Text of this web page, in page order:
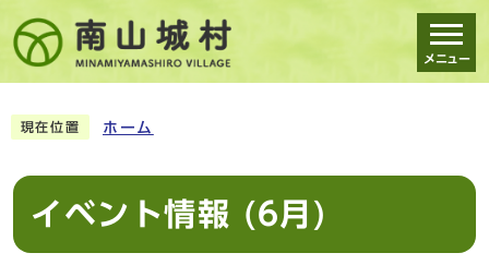
メニュー
現在位置 ホーム
イベント情報 (6月)